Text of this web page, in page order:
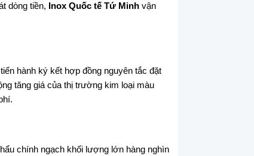
dòng tiền, Inox Quốc tế Tứ Minh vận
hành ký kết hợp đồng nguyên tắc đặt
tăng giá của thị trường kim loại màu
chính ngạch khối lượng lớn hàng nghìn